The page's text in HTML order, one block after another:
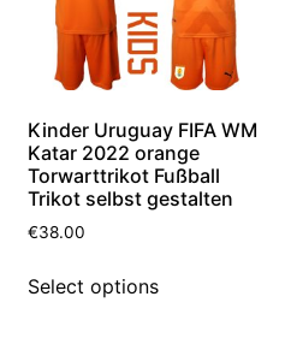
Kinder Uruguay FIFA WM
Katar 2022 orange
Torwarttrikot Fußball
Trikot selbst gestalten
€38.00
Select options